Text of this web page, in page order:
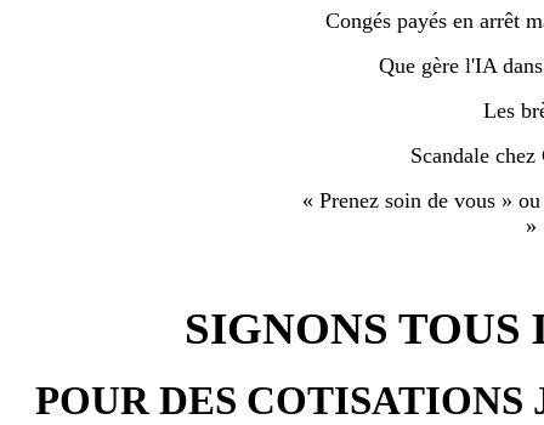
Congés payés en arrêt
Que gère l'IA
Les
Scandale
« Prenez soin de vous »
»
SIGNONS
POUR DES COTISATIONS